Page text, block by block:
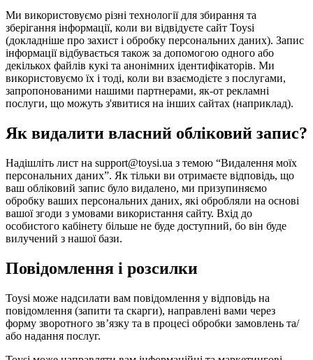
Ми використовуємо різні технології для збирання та
зберігання інформації, коли ви відвідуєте сайт Toysi
(докладніше про захист і обробку персональних даних). Запис
інформації відбувається також за допомогою одного або
декількох файлів кукі та анонімних ідентифікаторів. Ми
використовуємо їх і тоді, коли ви взаємодієте з послугами,
запропонованими нашими партнерами, як-от рекламні
послуги, що можуть з'явитися на інших сайтах (наприклад).
Як видалити власний обліковий запис?
Надішліть лист на support@toysi.ua з темою “Видалення моїх
персональних даних”. Як тільки ви отримаєте відповідь, що
ваш обліковий запис було видалено, ми призупиняємо
обробку ваших персональних даних, які обробляли на основі
вашої згоди з умовами використання сайту. Вхід до
особистого кабінету більше не буде доступний, бо він буде
вилучений з нашої бази.
Повідомлення і розсилки
Toysi може надсилати вам повідомлення у відповідь на
повідомлення (запити та скарги), направлені вами через
форму зворотного зв’язку та в процесі обробки замовлень та/
або надання послуг.